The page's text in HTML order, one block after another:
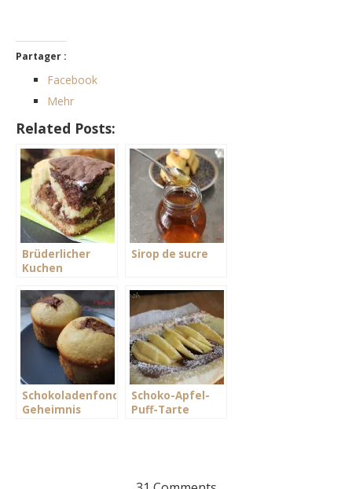
Partager :
Facebook
Mehr
Related Posts:
Brüderlicher
Kuchen
Sirop de sucre
Schokoladenfondant-
Geheimnis
Schoko-Apfel-
Puff-Tarte